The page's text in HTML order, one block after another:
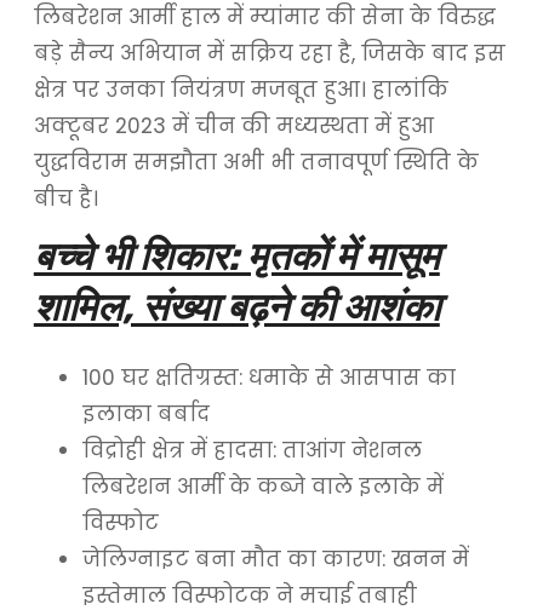
लिबरेशन आर्मी हाल में म्यांमार की सेना के विरुद्ध
बड़े सैन्य अभियान में सक्रिय रहा है, जिसके बाद इस
क्षेत्र पर उनका नियंत्रण मजबूत हुआ। हालांकि
अक्टूबर 2023 में चीन की मध्यस्थता में हुआ
युद्धविराम समझौता अभी भी तनावपूर्ण स्थिति के
बीच है।
बच्‍चे भी शिकार: मृतकों में मासूम
शामिल, संख्या बढ़ने की आशंका
100 घर क्षतिग्रस्त: धमाके से आसपास का
इलाका बर्बाद
विद्रोही क्षेत्र में हादसा: ताआंग नेशनल
लिबरेशन आर्मी के कब्जे वाले इलाके में
विस्फोट
जेलिग्नाइट बना मौत का कारण: खनन में
इस्तेमाल विस्फोटक ने मचाई तबाही